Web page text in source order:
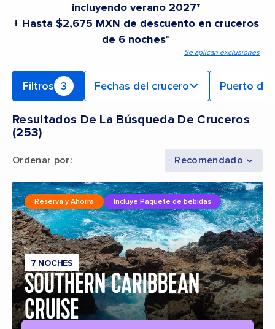
incluyendo verano 2027*
+ Hasta $2,675 MXN de descuento en cruceros
de 6 noches*
Se aplican exclusiones
Filtros 3 Fechas del crucero Puerto de
Resultados De La Búsqueda De Cruceros
(253)
Ordenar por: Recomendado
7 NOCHES
SOUTHERN CARIBBEAN
CRUISE
Reserva y Ahorra Incluye Paquete de bebidas